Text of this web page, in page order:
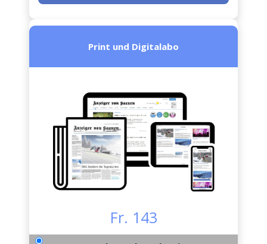
Print und Digitalabo
Fr. 143